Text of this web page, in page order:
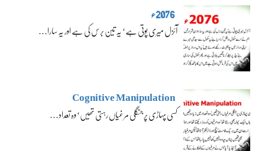
2076ء
آئزل میری پوتی ہے‘ یہ تین برس کی ہے اور یہ سارا…
Cognitive Manipulation
کسی پہاڑی پر جنگلی مرغیاں رہتی تھیں‘ وہ تعداد…